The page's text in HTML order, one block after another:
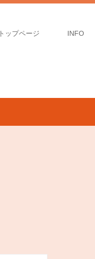
トップページ INFO